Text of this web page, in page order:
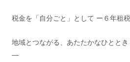
税金を「自分ごと」として ー６年租
地域とつながる、あたたかなひとと
―